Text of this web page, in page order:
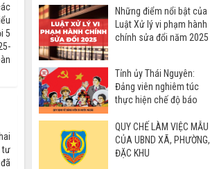
5
tư
Những điểm nổi bật của
Luật Xử lý vi phạm hành
chính sửa đổi năm 2025
Tỉnh ủy Thái Nguyên:
Đảng viên nghiêm túc
thực hiện chế độ báo
QUY CHẾ LÀM VIỆC MẪU
CỦA UBND XÃ, PHƯỜNG,
ĐẶC KHU